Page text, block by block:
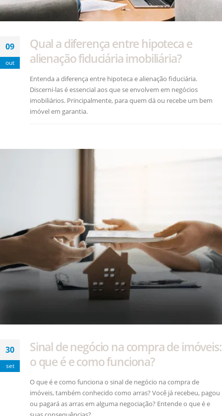
09
out
Qual a diferença entre hipoteca e
alienação fiduciária imobiliária?
Entenda a diferença entre hipoteca e alienação fiduciária.
Discerni-las é essencial aos que se envolvem em negócios
imobiliários. Principalmente, para quem dá ou recebe um bem
imóvel em garantia.
30
set
Sinal de negócio na compra de imóveis:
o que é e como funciona?
O que é e como funciona o sinal de negócio na compra de
imóveis, também conhecido como arras? Você já recebeu, pagou
ou pagará as arras em alguma negociação? Entende o que é e